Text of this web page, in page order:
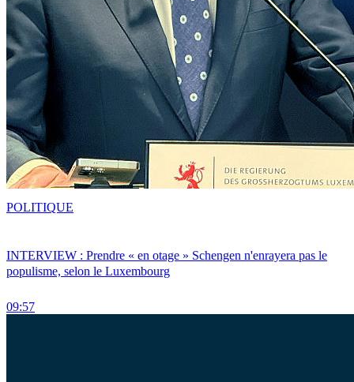
INTERVIEW : Prendre « en otage » Schengen n'enrayera pas le
populisme, selon le Luxembourg
09:57
POLITIQUE